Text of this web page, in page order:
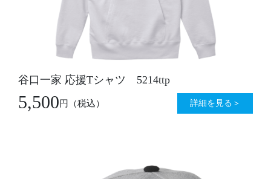
谷口一家 応援Tシャツ 5214ttp
5,500円 （税込） 詳細を見る＞